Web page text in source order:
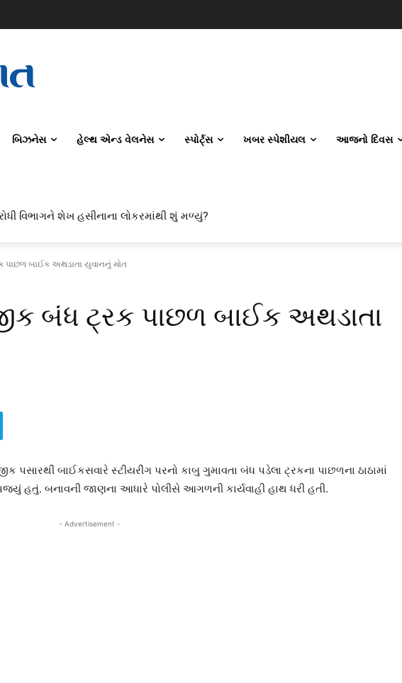
બિઝનેસ હેલ્થ એન્ડ વેલનેસ સ્પોર્ટ્સ ખબર સ્પેશીયલ આજનો દિવસ
વિભાગને શેખ હસીનાના લોકરમાંથી શું મળ્યું?
પાછળ બાઈક અથડાતા યુવાનનું મોત
બંધ ટ્રક પાછળ બાઈક અથડાતા
પસારથી બાઈકસવારે સ્ટીયરીંગ પરનો કાબુ ગુમાવતા બંધ પડેલા ટ્રકના પાછળના ઠાઠામાં
હતું. બનાવની જાણના આધારે પોલીસે આગળની કાર્યવાહી હાથ ધરી હતી.
- Advertisement -